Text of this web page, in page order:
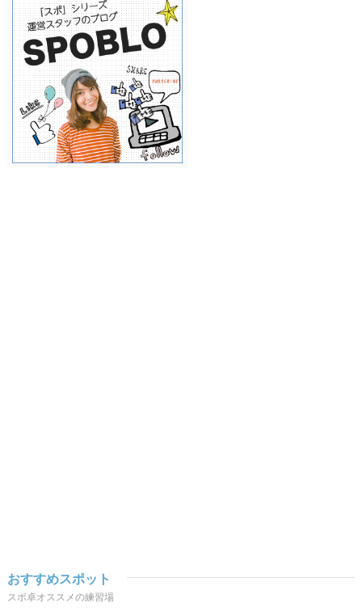
おすすめスポット
スポ卓オススメの練習場